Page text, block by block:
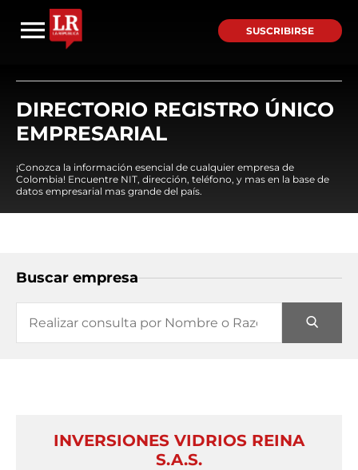
SUSCRIBIRSE
DIRECTORIO REGISTRO ÚNICO
EMPRESARIAL
¡Conozca la información esencial de cualquier empresa de
Colombia! Encuentre NIT, dirección, teléfono, y mas en la base de
datos empresarial mas grande del país.
Buscar empresa
INVERSIONES VIDRIOS REINA
S.A.S.